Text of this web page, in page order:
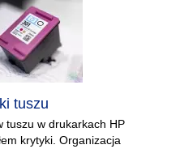
tuszu
tuszu w drukarkach HP
krytyki. Organizacja